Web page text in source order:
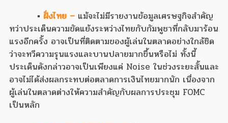
▪ ฝั่งไทย – แม้จะไม่มีรายงานข้อมูลเศรษฐกิจสำคัญ
ทว่าประเด็นความขัดแย้งระหว่างไทยกับกัมพูชาที่กลับมาร้อน
แรงอีกครั้ง อาจเป็นที่ติดตามของผู้เล่นในตลาดอย่างใกล้ชิด
ว่าจะทวีความรุนแรงและบานปลายมากขึ้นหรือไม่ ทั้งนี้
ประเด็นดังกล่าวอาจเป็นเพียงแค่ Noise ในช่วงระยะสั้นและ
อาจไม่ได้ส่งผลกระทบต่อตลาดการเงินไทยมากนัก เนื่องจาก
ผู้เล่นในตลาดต่างให้ความสำคัญกับผลการประชุม FOMC
เป็นหลัก